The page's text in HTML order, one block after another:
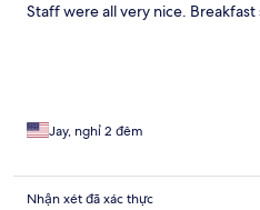
Staff were all very nice.
Jay, nghỉ 2 đêm
Nhận xét đã xác thực